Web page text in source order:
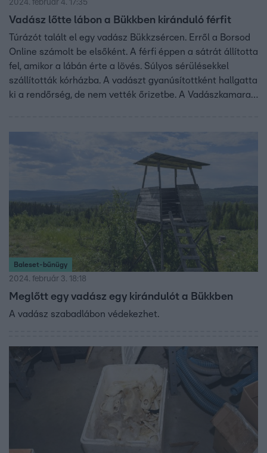
2024. február 4. 17:35
Vadász lőtte lábon a Bükkben kiránduló férfit
Túrázót talált el egy vadász Bükkzsércen. Erről a Borsod
Online számolt be elsőként. A férfi éppen a sátrát állította
fel, amikor a lábán érte a lövés. Súlyos sérülésekkel
szállították kórházba. A vadászt gyanúsítottként hallgatta
ki a rendőrség, de nem vették őrizetbe. A Vadászkamara
Baleset-bűnügy
2024. február 3. 18:18
Meglőtt egy vadász egy kirándulót a Bükkben
A vadász szabadlábon védekezhet.